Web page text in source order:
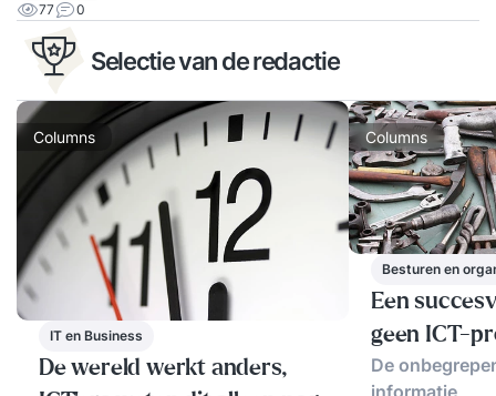
77 0
Selectie van de redactie
Columns
IT en Business
De wereld werkt anders,
Columns
Besturen en
Een
geen ICT-
De
informatie